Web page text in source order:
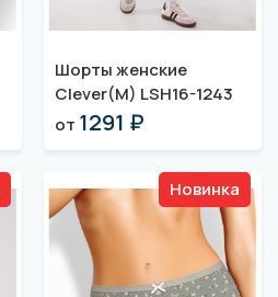
Шорты женские
Clever(M) LSH16-1243
от 1291 ₽
Новинка